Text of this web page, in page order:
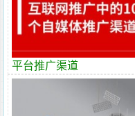
平台推广渠道